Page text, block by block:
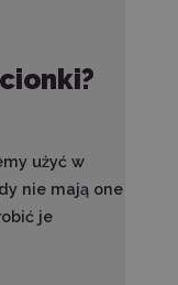
użyć w
nie mają one
je